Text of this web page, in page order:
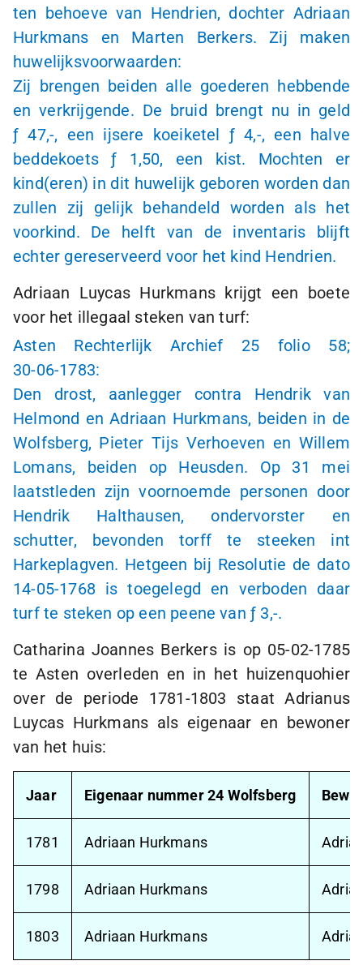
ten behoeve van Hendrien, dochter Adriaan
Hurkmans en Marten Berkers. Zij maken
huwelijksvoorwaarden:
Zij brengen beiden alle goederen hebbende
en verkrijgende. De bruid brengt nu in geld
ƒ 47,-, een ijsere koeiketel ƒ 4,-, een halve
beddekoetsƒ 1,50, een kist. Mochten er
kind(eren) in dit huwelijk geboren worden dan
zullen zij gelijk behandeld worden als het
voorkind. De helft van de inventaris blijft
echter gereserveerd voor het kind Hendrien.
Adriaan Luycas Hurkmans krijgt een boete
voor het illegaal steken van turf:
Asten Rechterlijk Archief 25 folio 58;
30-06-1783:
Den drost, aanlegger contra Hendrik van
Helmond en Adriaan Hurkmans, beiden in de
Wolfsberg, Pieter Tijs Verhoeven en Willem
Lomans, beiden op Heusden. Op 31 mei
laatstleden zijn voornoemde personen door
Hendrik Halthausen, ondervorster en
schutter, bevonden torff te steeken int
Harkeplagven. Hetgeen bij Resolutie de dato
14-05-1768 is toegelegd en verboden daar
turf te steken op een peene vanƒ 3,-.
Catharina Joannes Berkers is op 05-02-1785
te Asten overleden en in het huizenquohier
over de periode 1781-1803 staat Adrianus
Luycas Hurkmans als eigenaar en bewoner
van het huis:
Jaar Eigenaar nummer 24 Wolfsberg
1781 Adriaan Hurkmans
1798 Adriaan Hurkmans
1803 Adriaan Hurkmans